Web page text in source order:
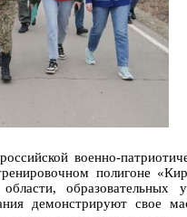
военно-
полигоне
образовательных
демонстрируют свое